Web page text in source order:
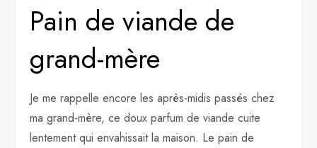
Pain de viande de
grand-mère
Je me rappelle encore les après-midis passés chez
ma grand-mère, ce doux parfum de viande cuite
lentement qui envahissait la maison. Le pain de